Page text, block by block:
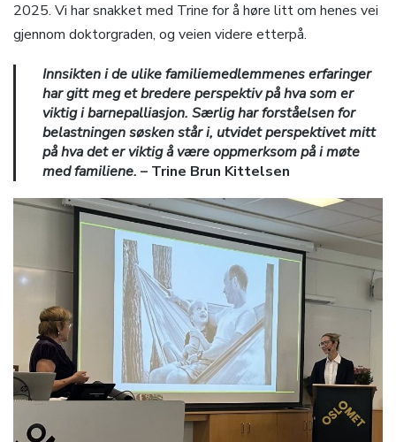
2025. Vi har snakket med Trine for å høre litt om henes vei
gjennom doktorgraden, og veien videre etterpå.
Innsikten i de ulike familiemedlemmenes erfaringer
har gitt meg et bredere perspektiv på hva som er
viktig i barnepalliasjon. Særlig har forståelsen for
belastningen søsken står i, utvidet perspektivet mitt
på hva det er viktig å være oppmerksom på i møte
med familiene. – Trine Brun Kittelsen